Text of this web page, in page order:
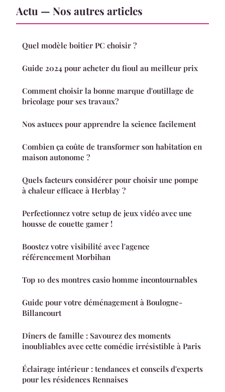
Actu — Nos autres articles
Quel modèle boitier PC choisir ?
Guide 2024 pour acheter du fioul au meilleur prix
Comment choisir la bonne marque d'outillage de
bricolage pour ses travaux?
Nos astuces pour apprendre la science facilement
Combien ça coûte de transformer son habitation en
maison autonome ?
Quels facteurs considérer pour choisir une pompe
à chaleur efficace à Herblay ?
Perfectionnez votre setup de jeux vidéo avec une
housse de couette gamer !
Boostez votre visibilité avec l'agence
référencement Morbihan
Top 10 des montres casio homme incontournables
Guide pour votre déménagement à Boulogne-
Billancourt
Dîners de famille : Savourez des moments
inoubliables avec cette comédie irrésistible à Paris
Éclairage intérieur : tendances et conseils d'experts
pour les résidences Rennaises